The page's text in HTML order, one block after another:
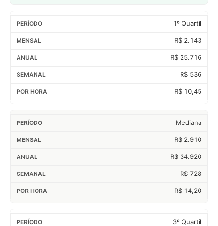
1º Quartil
R$ 2.143
R$ 25.716
R$ 536
R$ 10,45
Mediana
R$ 2.910
R$ 34.920
R$ 728
R$ 14,20
3º Quartil